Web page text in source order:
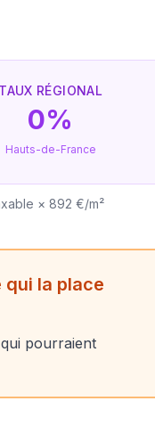
TAUX RÉGIONAL
0%
Hauts-de-France
× 892 €/m²
qui la place
pourraient